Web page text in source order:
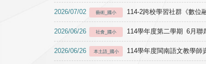
2026/07/02 藝術_國小 114-2跨校學習社群《數位
2026/06/26 社會_國小 114學年度第二學期 6月聯
2026/06/26 本土語_國小 114學年度閩南語文教學師